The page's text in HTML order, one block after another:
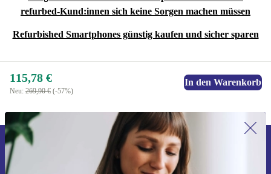
refurbed-Kund:innen sich keine Sorgen machen müssen
Refurbished Smartphones günstig kaufen und sicher sparen
115,78 €
Neu: 269,90 € (-57%)
In den Warenkorb
Erstmals zum Newsletter anmelden,
15 € sparen!